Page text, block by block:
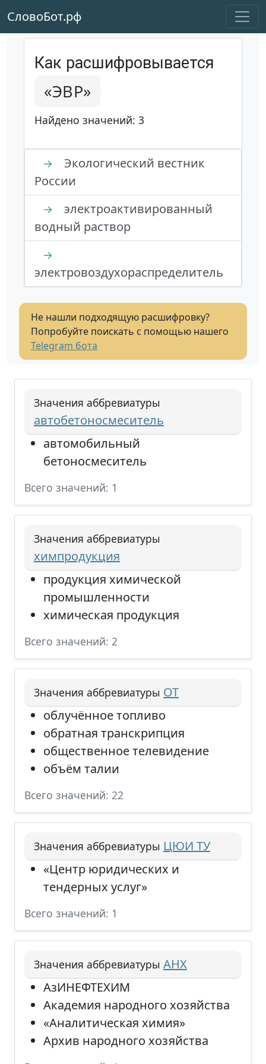
СловоБот.рф
Как расшифровывается
«ЭВР»
Найдено значений: 3
→
Экологический вестник
России
→
электроактивированный
водный раствор
→
электровоздухораспределитель
Не нашли подходящую расшифровку?
Попробуйте поискать с помощью нашего
Telegram бота
Значения аббревиатуры
автобетоносмеситель
автомобильный
бетоносмеситель
Всего значений: 1
Значения аббревиатуры
химпродукция
продукция химической
промышленности
химическая продукция
Всего значений: 2
Значения аббревиатуры ОТ
облучённое топливо
обратная транскрипция
общественное телевидение
объём талии
Всего значений: 22
Значения аббревиатуры ЦЮИ ТУ
«Центр юридических и
тендерных услуг»
Всего значений: 1
Значения аббревиатуры АНХ
АзИНЕФТЕХИМ
Академия народного хозяйства
«Аналитическая химия»
Архив народного хозяйства